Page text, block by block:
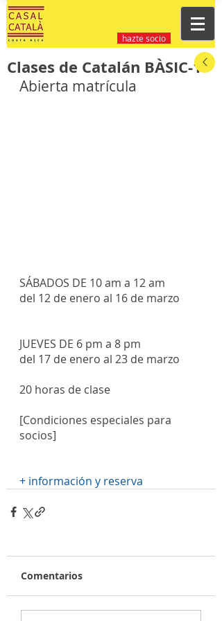
hazte socio
Clases de Catalán BÀSIC-1
Abierta matrícula
SÁBADOS DE 10 am a 12 am
del 12 de enero al 16 de marzo
JUEVES DE 6 pm a 8 pm
del 17 de enero al 23 de marzo
20 horas de clase
[Condiciones especiales para
socios]
+ información y reserva
Comentarios